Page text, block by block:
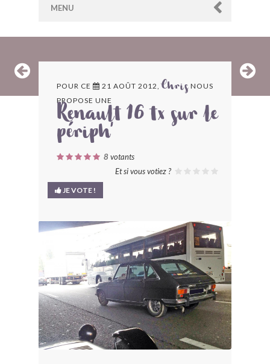
MENU
ARCHIVES
LES CONTRIBUTEURS
MODÈLES ET MARQUES
COMMENT FONCTIONNE BLV ?
POUR CE 21 AOÛT 2012,Chris NOUS
PROPOSE UNE
Renault 16 tx sur le
périph'
8 votants
Et si vous votiez ?
JE VOTE !